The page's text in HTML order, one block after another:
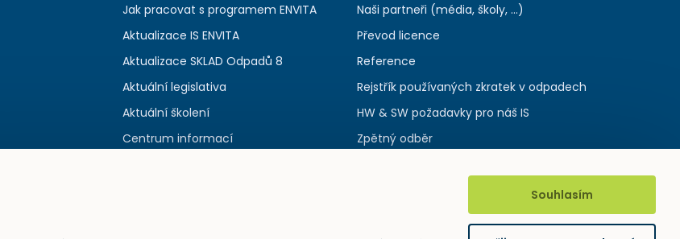
Jak pracovat s programem ENVITA
Aktualizace IS ENVITA
Aktualizace SKLAD Odpadů 8
Aktuální legislativa
Aktuální školení
Centrum informací
Naši partneři (média, školy, ...)
Převod licence
Reference
Rejstřík používaných zkratek v odpadech
HW & SW požadavky pro náš IS
Zpětný odběr
Souhlasím